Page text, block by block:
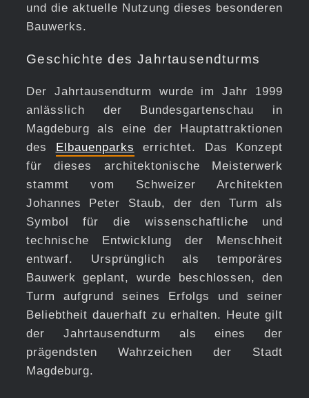
und die aktuelle Nutzung dieses besonderen
Bauwerks.
Geschichte des Jahrtausendturms
Der Jahrtausendturm wurde im Jahr 1999
anlässlich der Bundesgartenschau in
Magdeburg als eine der Hauptattraktionen
des Elbauenparks errichtet. Das Konzept
für dieses architektonische Meisterwerk
stammt vom Schweizer Architekten
Johannes Peter Staub, der den Turm als
Symbol für die wissenschaftliche und
technische Entwicklung der Menschheit
entwarf. Ursprünglich als temporäres
Bauwerk geplant, wurde beschlossen, den
Turm aufgrund seines Erfolgs und seiner
Beliebtheit dauerhaft zu erhalten. Heute gilt
der Jahrtausendturm als eines der
prägendsten Wahrzeichen der Stadt
Magdeburg.